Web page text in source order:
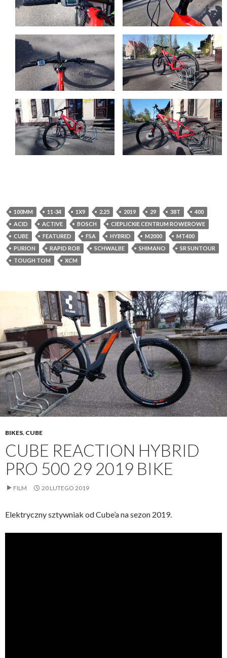
100MM 11-34 1X9 2.25 2019 29 38T
400
ACID
ACTIVE BOSCH
CIEPLICKIE CENTRUM ROWEROWE
CUBE
FEATURED FSA HYBRID M2000
MT400
PURION
RAPID ROB SCHWALBE SHIMANO
SR SUNTOUR
TOUGH TOM
XCM
BIKES, CUBE
CUBE REACTION HYBRID
PRO 500 29 2019 BIKE
FILM 20 LUTEGO 2019
Elektryczny sztywniak od Cube’a na sezon 2019.